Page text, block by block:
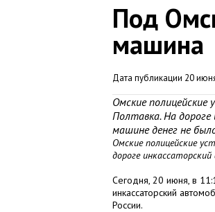
Под
машина
Дата публикации 20
Омские
Полтавка. На дороге
машине денег не
Омские полицейские
дороге
Сегодня, 20 июня, в
инкассаторский
России.